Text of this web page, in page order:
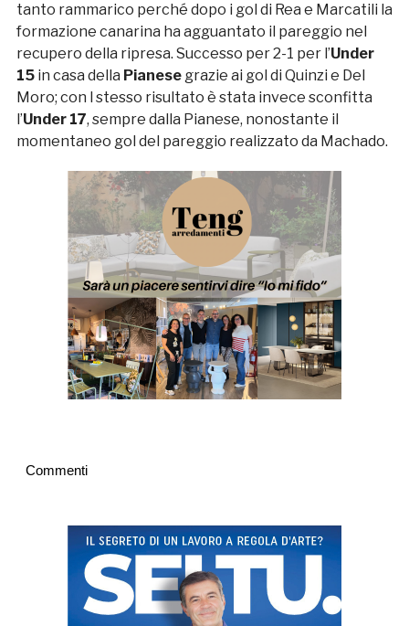
tanto rammarico perché dopo i gol di Rea e Marcatili la
formazione canarina ha agguantato il pareggio nel
recupero della ripresa. Successo per 2-1 per l’Under
15in casa della Pianesegrazie ai gol di Quinzi e Del
Moro; con l stesso risultato è stata invece sconfitta
l’Under 17, sempre dalla Pianese, nonostante il
momentaneo gol del pareggio realizzato da Machado.
Commenti